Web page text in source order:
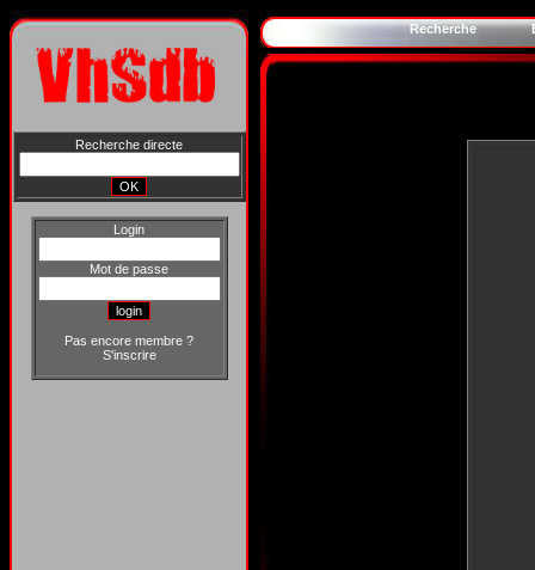
Recherche directe
Login
Mot de passe
Pas encore membre ?
S'inscrire
Recherche